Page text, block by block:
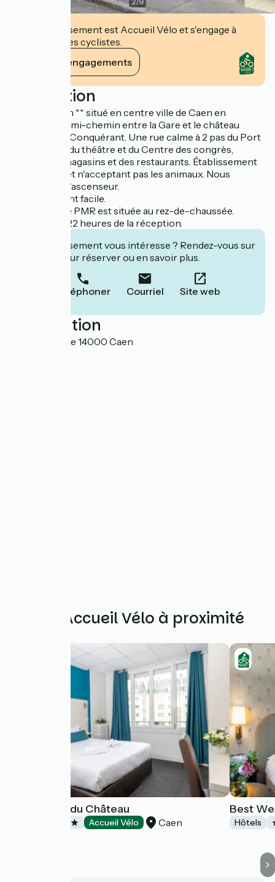
Cet établissement est Accueil Vélo et s'engage à
accueillir des cyclistes.
Voir ses engagements
Description
Hôtel de Caen ** situé en centre ville de Caen en
Normandie, à mi-chemin entre la Gare et le château
Guillaume Le Conquérant. Une rue calme à 2 pas du Port
de plaisance, du théâtre et du Centre des congrès,
proche des magasins et des restaurants. Établissement
non-fumeur et n'acceptant pas les animaux. Nous
n'avons pas d'ascenseur.
Stationnement facile.
Une chambre PMR est située au rez-de-chaussée.
Fermeture à 22 heures de la réception.
Cet établissement vous intéresse ? Rendez-vous sur
leur site pour réserver ou en savoir plus.
Téléphoner Courriel Site web
Localisation
11 rue du Havre 14000 Caen
Autres Accueil Vélo à proximité
Logis Hôtel du Château
Accueil Vélo Caen
Best
Hôtels